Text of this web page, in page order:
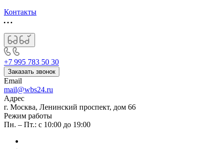
Контакты
+7 995 783 50 30
Заказать звонок
Email
mail@wbs24.ru
Адрес
г. Москва, Ленинский проспект, дом 66
Режим работы
Пн. – Пт.: с 10:00 до 19:00